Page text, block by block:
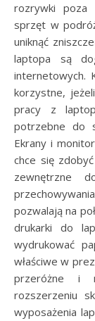
rozrywki poza
sprzęt w
uniknąć
laptopa są
internetowych.
korzystne,
pracy z
potrzebne do
Ekrany i
chce się
zewnętrzne
pozwalają na
drukarki do
wydrukować
właściwe w
przeróżne i
rozszerzeniu
wyposażenia